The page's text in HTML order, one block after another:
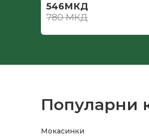
546МКД
780МКД
Популарни
Мокасинки